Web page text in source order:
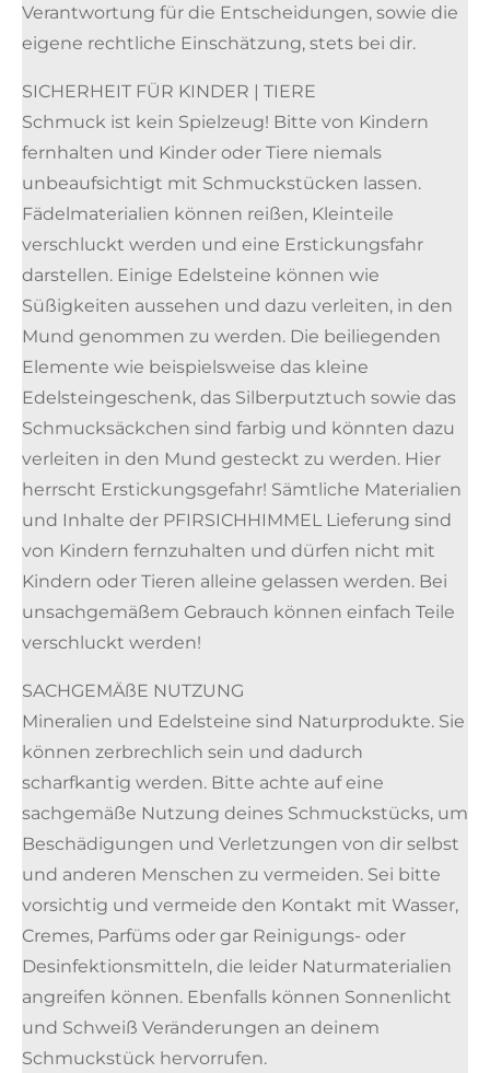
Verantwortung für die Entscheidungen, sowie die
eigene rechtliche Einschätzung, stets bei dir.
SICHERHEIT FÜR KINDER | TIERE
Schmuck ist kein Spielzeug! Bitte von Kindern
fernhalten und Kinder oder Tiere niemals
unbeaufsichtigt mit Schmuckstücken lassen.
Fädelmaterialien können reißen, Kleinteile
verschluckt werden und eine Erstickungsfahr
darstellen. Einige Edelsteine können wie
Süßigkeiten aussehen und dazu verleiten, in den
Mund genommen zu werden. Die beiliegenden
Elemente wie beispielsweise das kleine
Edelsteingeschenk, das Silberputztuch sowie das
Schmucksäckchen sind farbig und könnten dazu
verleiten in den Mund gesteckt zu werden. Hier
herrscht Erstickungsgefahr! Sämtliche Materialien
und Inhalte der PFIRSICHHIMMEL Lieferung sind
von Kindern fernzuhalten und dürfen nicht mit
Kindern oder Tieren alleine gelassen werden. Bei
unsachgemäßem Gebrauch können einfach Teile
verschluckt werden!
SACHGEMÄßE NUTZUNG
Mineralien und Edelsteine sind Naturprodukte. Sie
können zerbrechlich sein und dadurch
scharfkantig werden. Bitte achte auf eine
sachgemäße Nutzung deines Schmuckstücks, um
Beschädigungen und Verletzungen von dir selbst
und anderen Menschen zu vermeiden. Sei bitte
vorsichtig und vermeide den Kontakt mit Wasser,
Cremes, Parfüms oder gar Reinigungs- oder
Desinfektionsmitteln, die leider Naturmaterialien
angreifen können. Ebenfalls können Sonnenlicht
und Schweiß Veränderungen an deinem
Schmuckstück hervorrufen.